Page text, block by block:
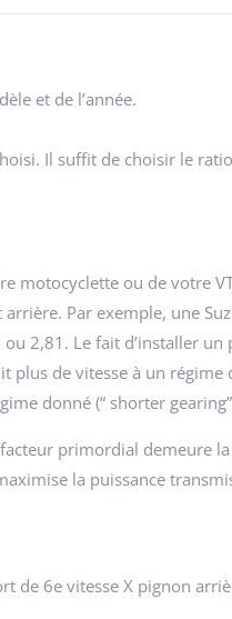
et de l’année.
Il suffit de choisir le
motocyclette ou de votre
Par exemple, une
2,81. Le fait d’installer un
plus de vitesse à un
donné (“ shorter
primordial demeure
la puissance
de 6e vitesse X pignon